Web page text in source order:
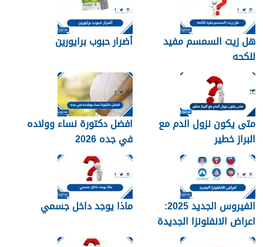
هل زيت السمسم مفيد
للكحه
أضرار حبوب برايورين
متى يكون نزول الدم مع
البراز خطير
افضل دكتورة نساء وولاده
في جده 2026
الفيروس الجديد 2025:
اعراض الانفلونزا الجديدة
وطرق العلاج
ماذا يوجد داخل جسمي